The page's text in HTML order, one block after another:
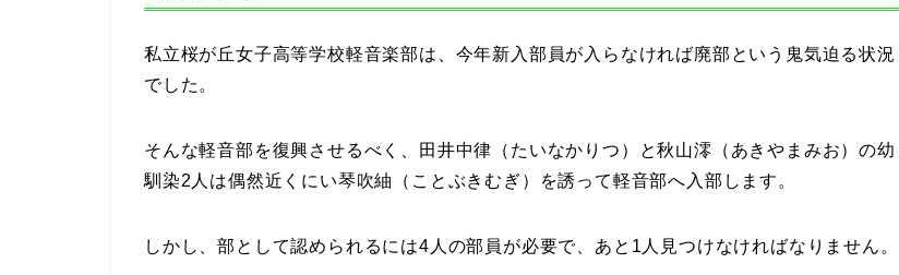
私立桜が丘女子高等学校軽音楽部は、今年新入部員が入らなければ廃部という鬼気迫る状況
でした。
そんな軽音部を復興させるべく、田井中律（たいなかりつ）と秋山澪（あきやまみお）の幼
馴染2人は偶然近くにい琴吹紬（ことぶきむぎ）を誘って軽音部へ入部します。
しかし、部として認められるには4人の部員が必要で、あと1人見つけなければなりません。